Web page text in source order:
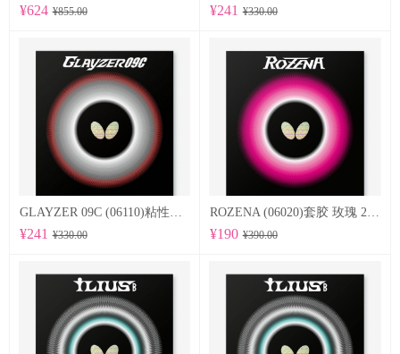
¥624 ¥855.00 ¥241 ¥330.00
GLAYZER 09C (06110)粘性套胶
¥241 ¥330.00
ROZENA (06020)套胶 玫瑰 2.1mm
¥190 ¥390.00